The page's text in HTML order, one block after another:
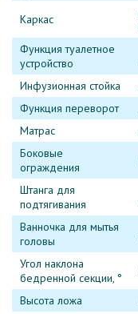
Каркас
Функция туалетное
устройство
Инфузионная стойка
Функция переворот
Матрас
Боковые
ограждения
Штанга для
подтягивания
Ванночка для мытья
головы
Угол наклона
бедренной секции, °
Высота ложа